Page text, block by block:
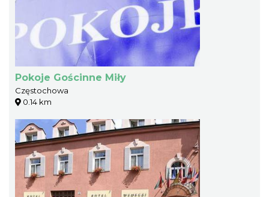
Pokoje Gościnne Miły
Częstochowa
0.14 km